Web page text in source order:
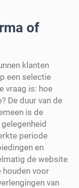
of
klanten
een selectie
vraag is: hoe
De duur van de
is de
periode
en
de website
houden voor
van